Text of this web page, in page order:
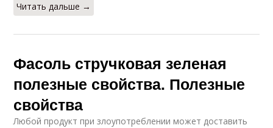
Читать дальше →
Фасоль стручковая зеленая
полезные свойства. Полезные
свойства
Любой продукт при злоупотреблении может доставить